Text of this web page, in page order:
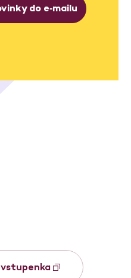
do e‑mailu